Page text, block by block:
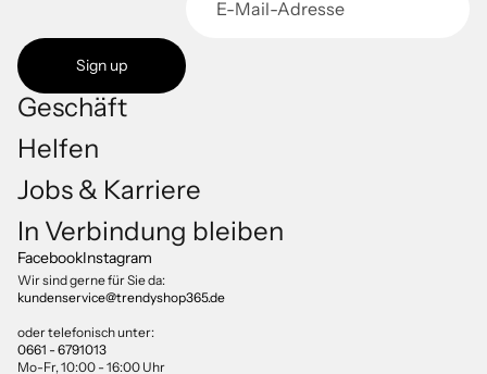
Sign up
Geschäft
Helfen
Jobs & Karriere
In Verbindung bleiben
FacebookInstagram
Wir sind gerne für Sie da:
kundenservice@trendyshop365.de
oder telefonisch unter:
0661 - 6791013
Mo-Fr, 10:00 - 16:00 Uhr
Impressum
Versand
AGB
Kontaktinformationen
Widerrufsrecht